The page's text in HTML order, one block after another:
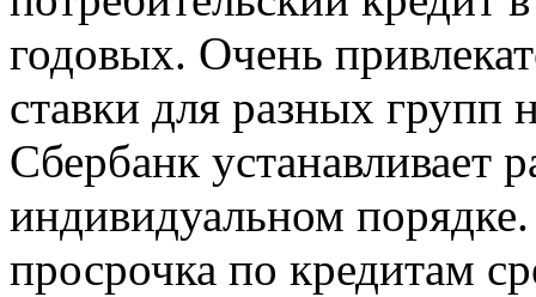
годовых. Очень
ставки для разных групп
Сбербанк устанавливает
индивидуальном
просрочка по кредитам